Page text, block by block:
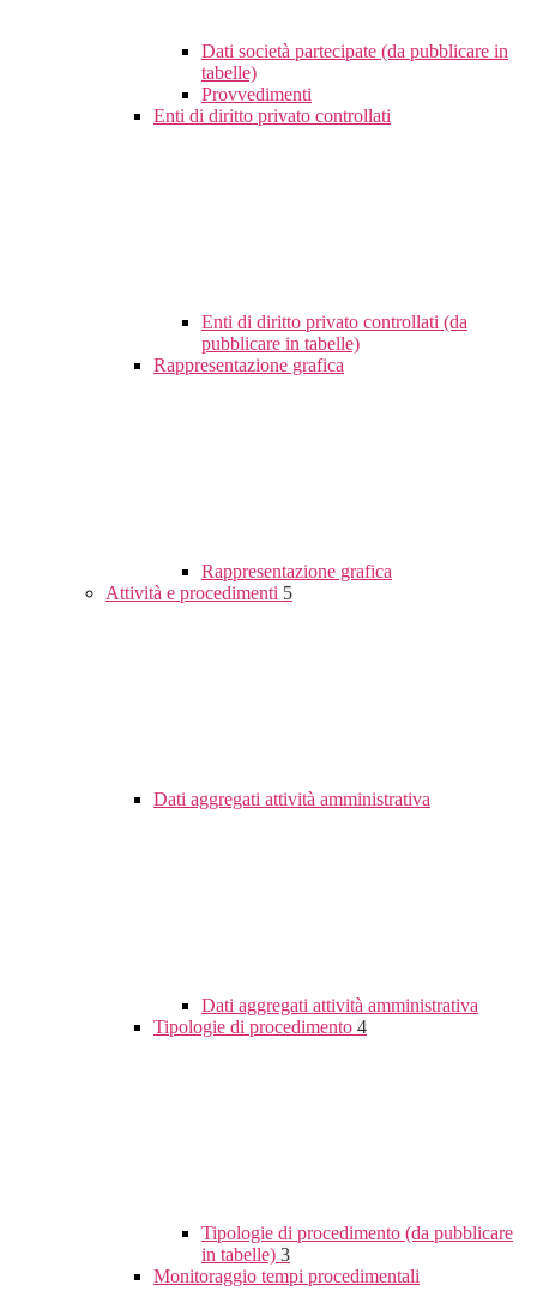
Dati società partecipate (da pubblicare in
tabelle)
Provvedimenti
Enti di diritto privato controllati
Enti di diritto privato controllati (da
pubblicare in tabelle)
Rappresentazione grafica
Rappresentazione grafica
Attività e procedimenti 5
Dati aggregati attività amministrativa
Dati aggregati attività amministrativa
Tipologie di procedimento 4
Tipologie di procedimento (da pubblicare
in tabelle) 3
Monitoraggio tempi procedimentali